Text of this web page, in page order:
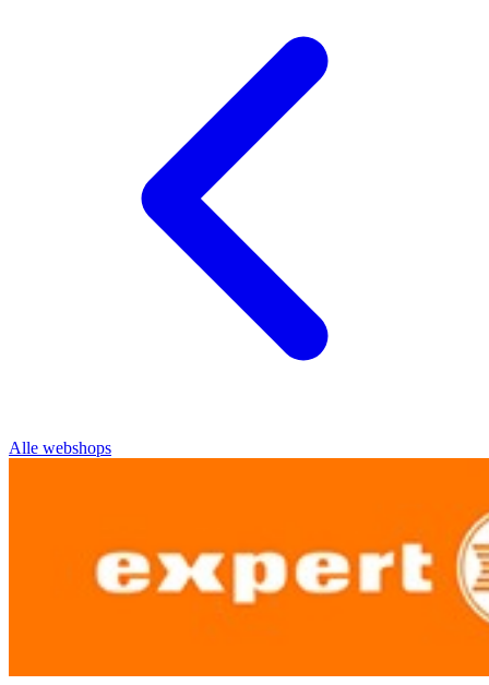
Alle webshops